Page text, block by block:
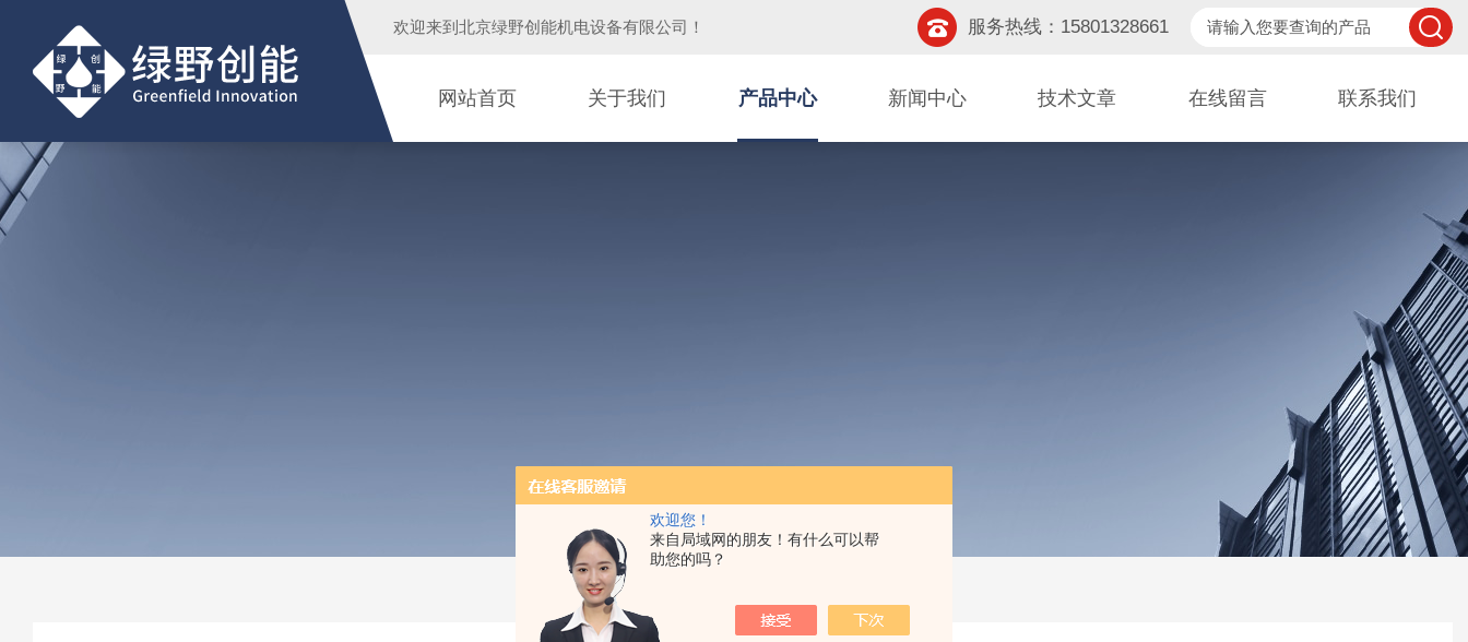
欢迎您！
来自局域网的朋友！有什么可以帮
助您的吗？
欢迎来到 北京绿野创能机电设备有限公司 ！ 服务热线：15801328661
网站首页 关于我们 产品中心 新闻中心 技术文章 在线留言 联系我们